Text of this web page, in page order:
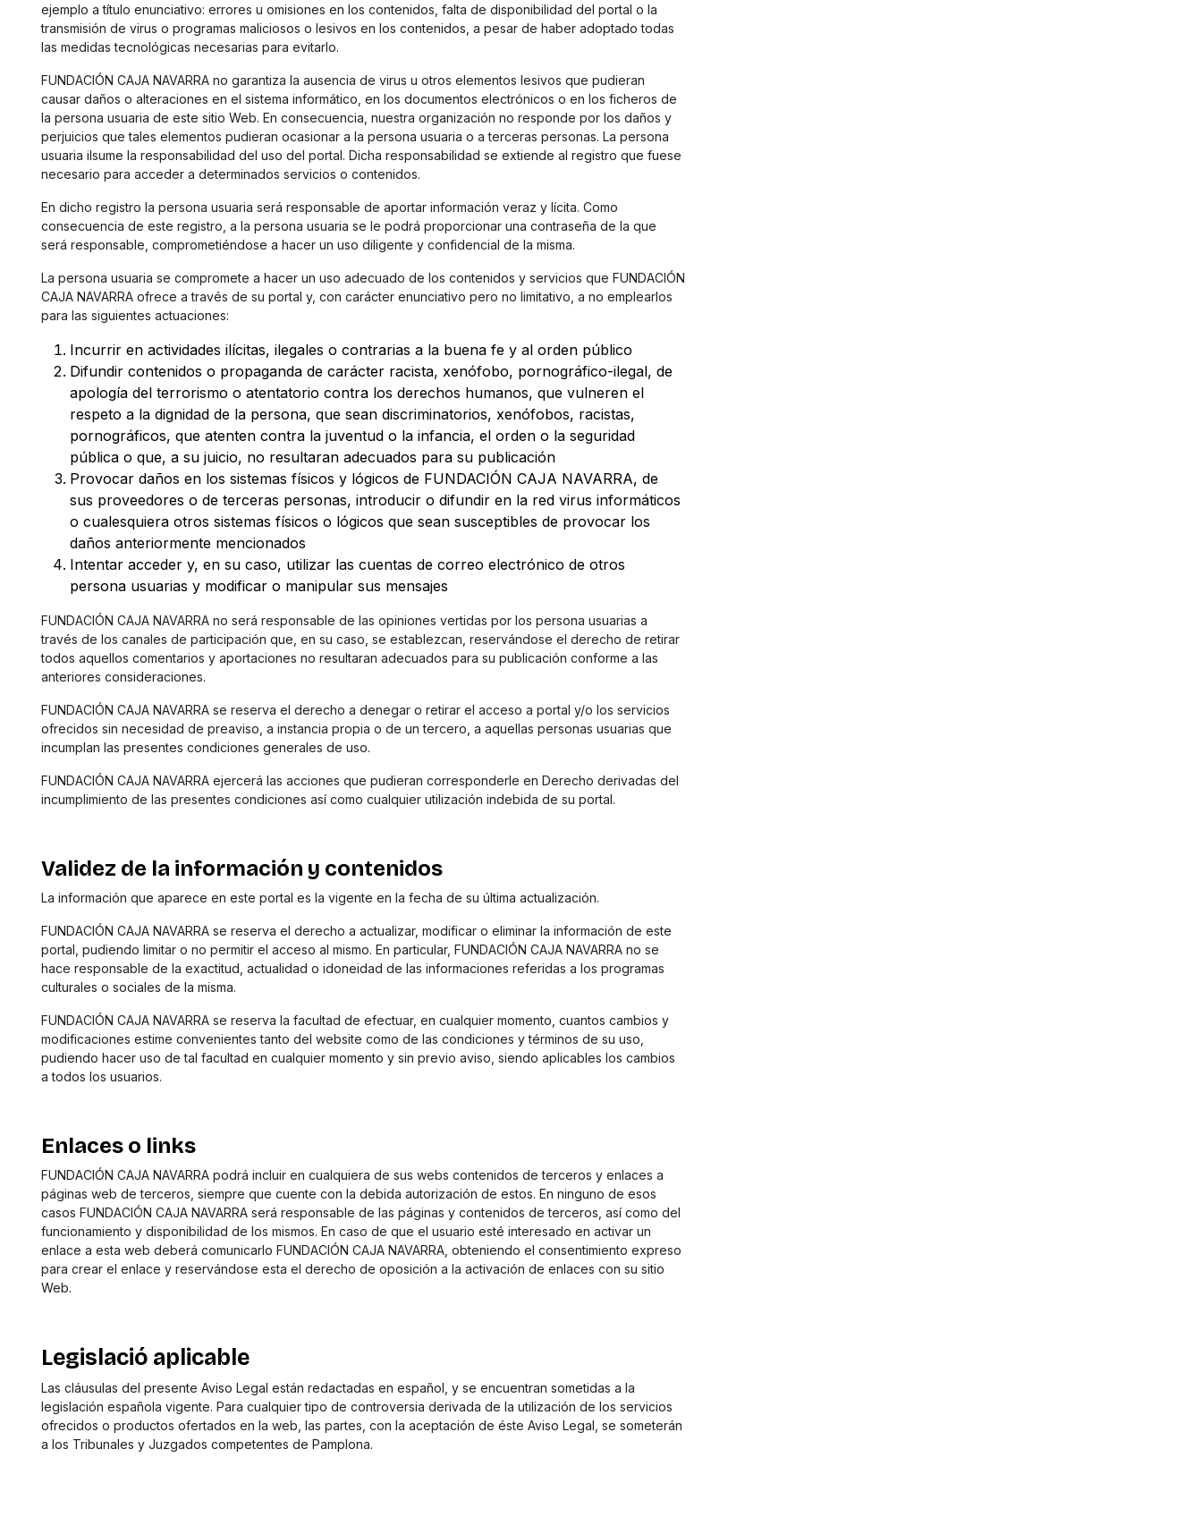
ejemplo a título enunciativo: errores u omisiones en los contenidos, falta de disponibilidad del portal o la
transmisión de virus o programas maliciosos o lesivos en los contenidos, a pesar de haber adoptado todas
las medidas tecnológicas necesarias para evitarlo.
FUNDACIÓN CAJA NAVARRA no garantiza la ausencia de virus u otros elementos lesivos que pudieran
causar daños o alteraciones en el sistema informático, en los documentos electrónicos o en los ficheros de
la persona usuaria de este sitio Web. En consecuencia, nuestra organización no responde por los daños y
perjuicios que tales elementos pudieran ocasionar a la persona usuaria o a terceras personas. La persona
usuaria ilsume la responsabilidad del uso del portal. Dicha responsabilidad se extiende al registro que fuese
necesario para acceder a determinados servicios o contenidos.
En dicho registro la persona usuaria será responsable de aportar información veraz y lícita. Como
consecuencia de este registro, a la persona usuaria se le podrá proporcionar una contraseña de la que
será responsable, comprometiéndose a hacer un uso diligente y confidencial de la misma.
La persona usuaria se compromete a hacer un uso adecuado de los contenidos y servicios que FUNDACIÓN
CAJA NAVARRA ofrece a través de su portal y, con carácter enunciativo pero no limitativo, a no emplearlos
para las siguientes actuaciones:
Incurrir en actividades ilícitas, ilegales o contrarias a la buena fe y al orden público
Difundir contenidos o propaganda de carácter racista, xenófobo, pornográfico-ilegal, de
apología del terrorismo o atentatorio contra los derechos humanos, que vulneren el
respeto a la dignidad de la persona, que sean discriminatorios, xenófobos, racistas,
pornográficos, que atenten contra la juventud o la infancia, el orden o la seguridad
pública o que, a su juicio, no resultaran adecuados para su publicación
Provocar daños en los sistemas físicos y lógicos de FUNDACIÓN CAJA NAVARRA, de
sus proveedores o de terceras personas, introducir o difundir en la red virus informáticos
o cualesquiera otros sistemas físicos o lógicos que sean susceptibles de provocar los
daños anteriormente mencionados
Intentar acceder y, en su caso, utilizar las cuentas de correo electrónico de otros
persona usuarias y modificar o manipular sus mensajes
FUNDACIÓN CAJA NAVARRA no será responsable de las opiniones vertidas por los persona usuarias a
través de los canales de participación que, en su caso, se establezcan, reservándose el derecho de retirar
todos aquellos comentarios y aportaciones no resultaran adecuados para su publicación conforme a las
anteriores consideraciones.
FUNDACIÓN CAJA NAVARRA se reserva el derecho a denegar o retirar el acceso a portal y/o los servicios
ofrecidos sin necesidad de preaviso, a instancia propia o de un tercero, a aquellas personas usuarias que
incumplan las presentes condiciones generales de uso.
FUNDACIÓN CAJA NAVARRA ejercerá las acciones que pudieran corresponderle en Derecho derivadas del
incumplimiento de las presentes condiciones así como cualquier utilización indebida de su portal.
Validez de la información y contenidos
La información que aparece en este portal es la vigente en la fecha de su última actualización.
FUNDACIÓN CAJA NAVARRA se reserva el derecho a actualizar, modificar o eliminar la información de este
portal, pudiendo limitar o no permitir el acceso al mismo. En particular, FUNDACIÓN CAJA NAVARRA no se
hace responsable de la exactitud, actualidad o idoneidad de las informaciones referidas a los programas
culturales o sociales de la misma.
FUNDACIÓN CAJA NAVARRA se reserva la facultad de efectuar, en cualquier momento, cuantos cambios y
modificaciones estime convenientes tanto del website como de las condiciones y términos de su uso,
pudiendo hacer uso de tal facultad en cualquier momento y sin previo aviso, siendo aplicables los cambios
a todos los usuarios.
Enlaces o links
FUNDACIÓN CAJA NAVARRA podrá incluir en cualquiera de sus webs contenidos de terceros y enlaces a
páginas web de terceros, siempre que cuente con la debida autorización de estos. En ninguno de esos
casos FUNDACIÓN CAJA NAVARRA será responsable de las páginas y contenidos de terceros, así como del
funcionamiento y disponibilidad de los mismos. En caso de que el usuario esté interesado en activar un
enlace a esta web deberá comunicarlo FUNDACIÓN CAJA NAVARRA, obteniendo el consentimiento expreso
para crear el enlace y reservándose esta el derecho de oposición a la activación de enlaces con su sitio
Web.
Legislació aplicable
Las cláusulas del presente Aviso Legal están redactadas en español, y se encuentran sometidas a la
legislación española vigente. Para cualquier tipo de controversia derivada de la utilización de los servicios
ofrecidos o productos ofertados en la web, las partes, con la aceptación de éste Aviso Legal, se someterán
a los Tribunales y Juzgados competentes de Pamplona.